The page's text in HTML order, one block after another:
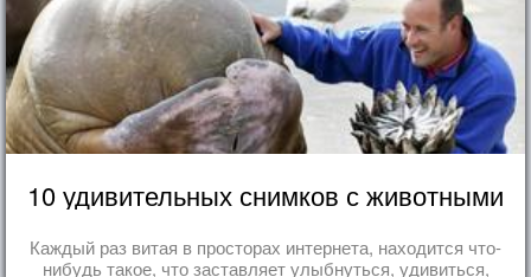
10 удивительных снимков с животными
Каждый раз витая в просторах интернета, находится что-
нибудь такое, что заставляет улыбнуться, удивиться,